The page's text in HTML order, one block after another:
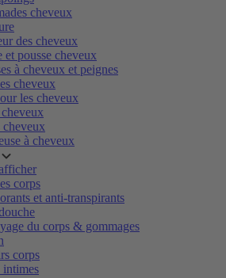
cheveux
des cheveux
et pousse cheveux
à cheveux et peignes
cheveux
les cheveux
cheveux
cheveux
à cheveux
corps
et anti-transpirants
du corps & gommages
corps
intimes